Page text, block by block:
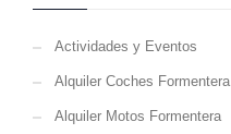
Actividades y Eventos
Alquiler Coches Formentera
Alquiler Motos Formentera